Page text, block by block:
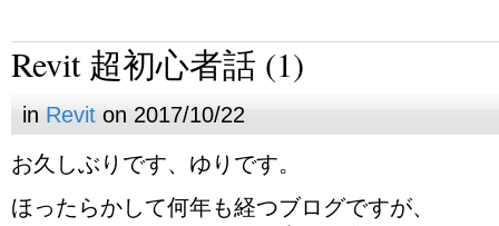
Revit 超初心者話 (1)
in Revit on 2017/10/22
お久しぶりです、ゆりです。
ほったらかして何年も経つブログですが、